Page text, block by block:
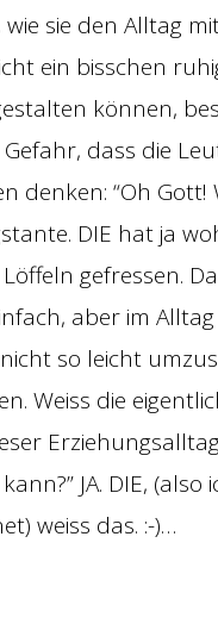
wie sie den Alltag
ein bisschen
können,
dass die
denken: “Oh Gott!
DIE hat ja
gefressen.
aber im
so leicht
Weiss die
JA. DIE, (also
weiss das. :-)…